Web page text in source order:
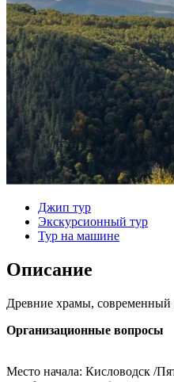
Джип тур
Экскурсионный тур
Тур на машине
Описание
Древние храмы,
Организационные вопросы
Место начала: Кисловодск /